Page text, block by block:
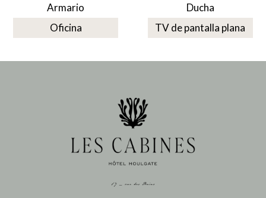
Armario
Oficina
Ducha
TV de pantalla plana